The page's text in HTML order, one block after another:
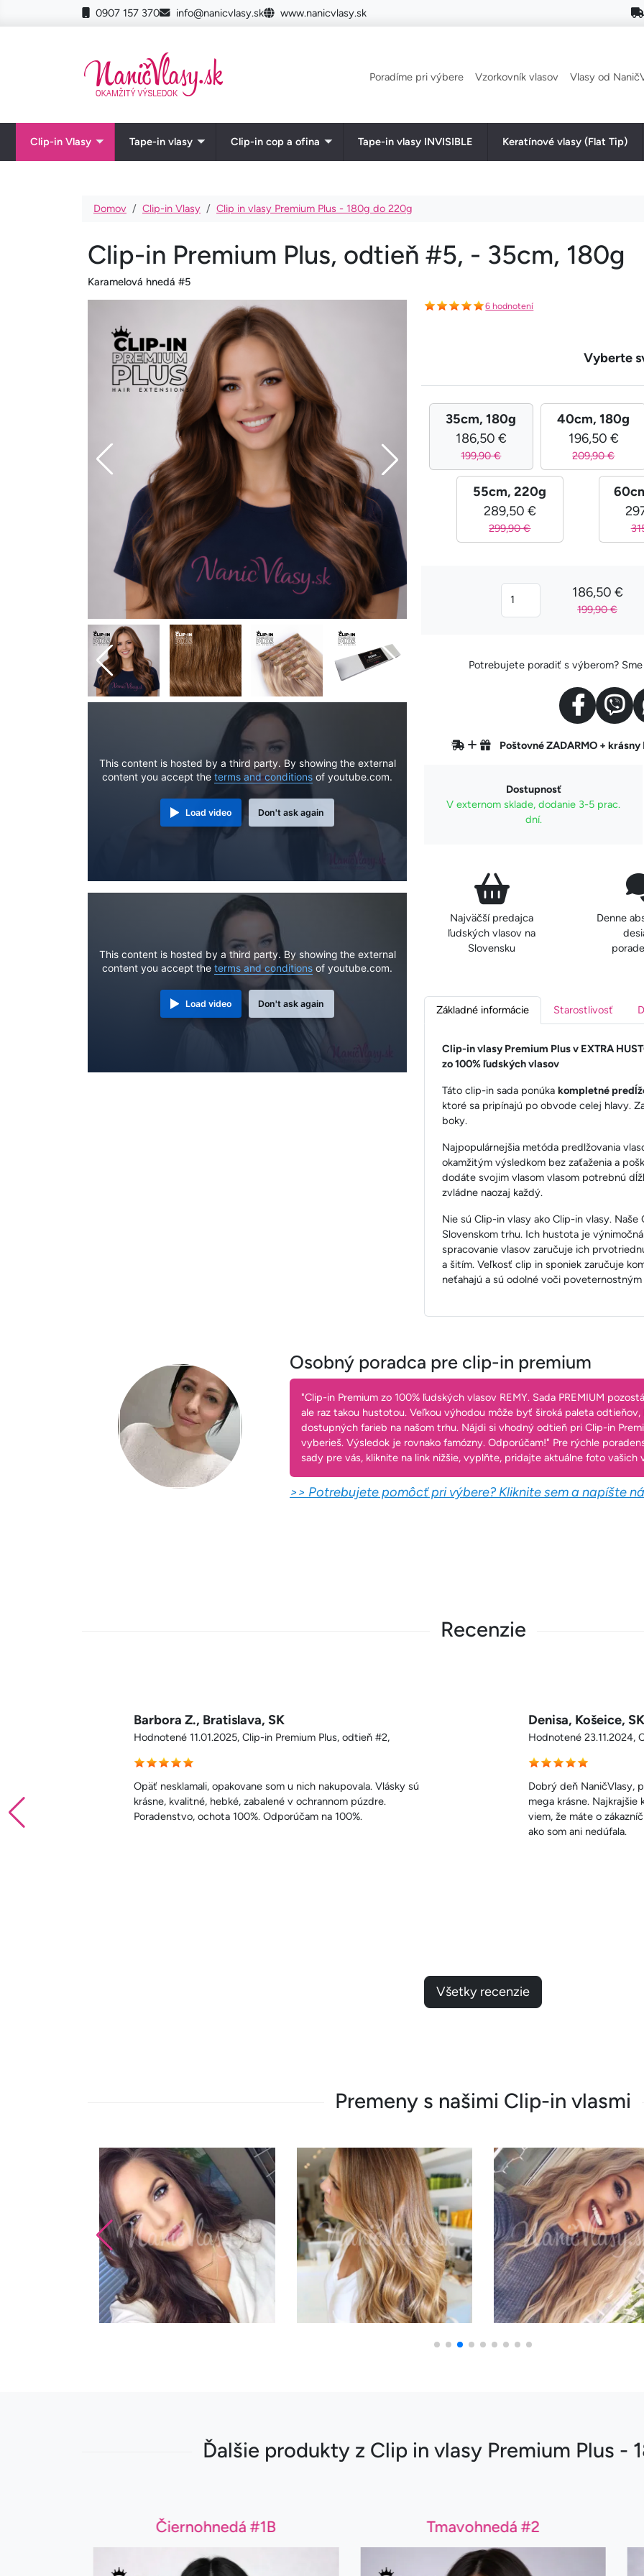
Skočiť na hlavný obsah0907 157 370 info@nanicvlasy.sk www.nanicvlasy.sk
Main navigation
Poradíme pri výbere Vzorkovník vlasov Vlasy od
Clip-in Vlasy
Toggle submenu
Tape-in vlasy
Toggle submenu
Clip-in cop a ofina
Toggle submenu
Tape-in vlasy INVISIBLE Keratínové vlasy (Flat Tip)
Omrvinka
Domov Clip-in Vlasy Clip in vlasy Premium Plus - 180g do 220g
Clip-in Premium Plus, odtieň #5, - 35cm, 180g
Karamelová hnedá #5
This content is hosted by a third party. By showing the external
content you accept theterms and conditions of youtube.com.
Load video Don't ask again
This content is hosted by a third party. By showing the external
content you accept theterms and conditions of youtube.com.
Load video Don't ask again
6 hodnotení
Vyberte
35cm, 180g
186,50 €
199,90 €
40cm, 180g
196,50 €
209,90 €
55cm, 220g
289,50 €
299,90 €
186,50 €
199,90 €
Potrebujete poradiť s výberom?
Poštovné ZADARMO + krásny
Dostupnosť
V externom sklade, dodanie 3-5 prac.
dní.
Najväčší predajca
ľudských vlasov na
Slovensku
Denne
Základné informácie Starostlivosť
Clip-in vlasy Premium Plus v EXTRA
zo 100% ľudských vlasov
Táto clip-in sada ponúkakompletné
ktoré sa pripínajú po obvode celej hlavy.
boky.
Najpopulárnejšia metóda predlžovania
okamžitým výsledkom bez zaťaženia a
dodáte svojim vlasom vlasom potrebnú
zvládne naozaj každý.
Nie sú Clip-in vlasy ako Clip-in vlasy.
Slovenskom trhu. Ich hustota je
spracovanie vlasov zaručuje ich
a šitím. Veľkosť clip in sponiek zaručuje
neťahajú a sú odolné voči
Osobný poradca pre clip-in premium
"Clip-in Premium zo 100% ľudských vlasov REMY. Sada PREMIUM
ale raz takou hustotou. Veľkou výhodou môže byť široká paleta
dostupných farieb na našom trhu. Nájdi si vhodný odtieň pri Clip-in
vyberieš. Výsledok je rovnako famózny. Odporúčam!" Pre rýchle
sady pre vás, kliknite na link nižšie, vyplňte, pridajte aktuálne foto vašich
>> Potrebujete pomôcť pri výbere? Kliknite sem a napíšte
Recenzie
Denisa, Košeice, SK
Hodnotené 23.11.2024, Clip-in Premium Plus, melír #2/4/6,
Dobrý deň NaničVlasy, píšem hneď ako som vlasy napojila, sú
mega krásne. Najkrajšie klipy aké som kedy mala. Ste úžasní a
viem, že máte o zákazníčku viac. Som nadšená a tak spokojná,
Janka P. ,
Hodnotené 23.11.2024,
Kvalita, poradenstvo a
len odporučiť ďalej, ako
maximálne spokojná a
túžila. Ďakujem vám
Všetky recenzie
Premeny s našimi Clip-in vlasmi
Ďalšie produkty z Clip in vlasy Premium Plus -
Čiernohnedá #1B Tmavohnedá #2